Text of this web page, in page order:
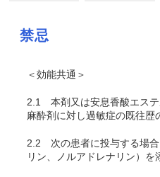
禁忌
＜効能共通＞
2.1
本剤又は安息香酸エス
麻酔剤に対し過敏症の既往歴
2.2 次の患者に投与する場
リン、ノルアドレナリン）を